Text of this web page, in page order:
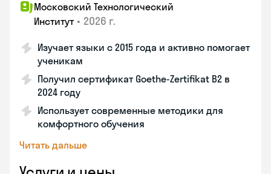
Московский Технологический
Институт • 2026 г.
Изучает языки с 2015 года и активно помогает
ученикам
Получил сертификат Goethe-Zertifikat B2 в
2024 году
Использует современные методики для
комфортного обучения
Читать дальше